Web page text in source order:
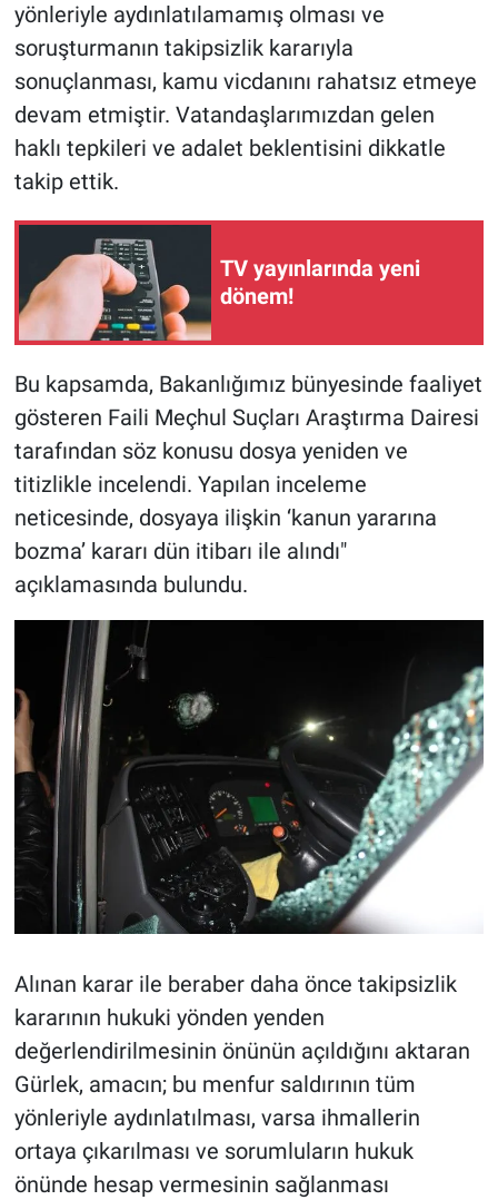
yönleriyle aydınlatılamamış olması ve
soruşturmanın takipsizlik kararıyla
sonuçlanması, kamu vicdanını rahatsız etmeye
devam etmiştir. Vatandaşlarımızdan gelen
haklı tepkileri ve adalet beklentisini dikkatle
takip ettik.
TV yayınlarında yeni
dönem!
Bu kapsamda, Bakanlığımız bünyesinde faaliyet
gösteren Faili Meçhul Suçları Araştırma Dairesi
tarafından söz konusu dosya yeniden ve
titizlikle incelendi. Yapılan inceleme
neticesinde, dosyaya ilişkin ‘kanun yararına
bozma’ kararı dün itibarı ile alındı"
açıklamasında bulundu.
Alınan karar ile beraber daha önce takipsizlik
kararının hukuki yönden yenden
değerlendirilmesinin önünün açıldığını aktaran
Gürlek, amacın; bu menfur saldırının tüm
yönleriyle aydınlatılması, varsa ihmallerin
ortaya çıkarılması ve sorumluların hukuk
önünde hesap vermesinin sağlanması